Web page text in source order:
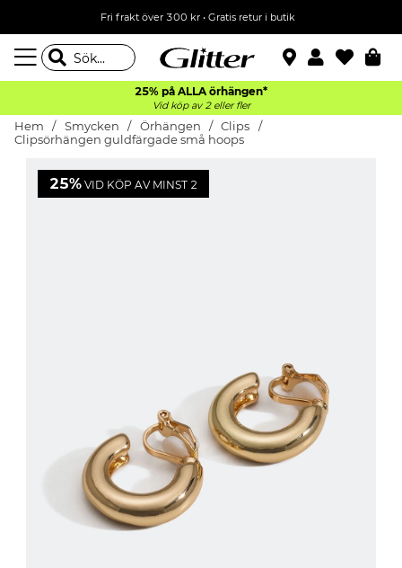
Fri frakt över 300 kr• Gratis retur i butik
25% på ALLA örhängen*
Vid köp av 2 eller fler
Hem Smycken Örhängen
Clips
Clipsörhängen guldfärgade små hoops
25% VID KÖP AV MINST 2